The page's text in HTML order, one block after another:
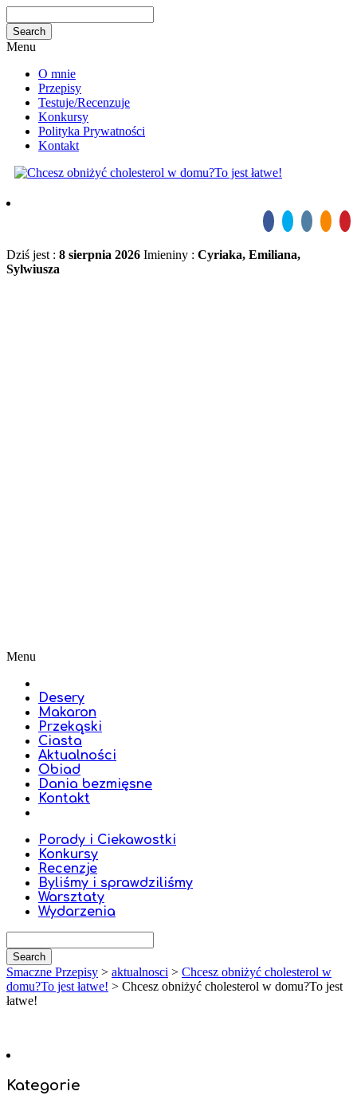
Menu
O mnie
Przepisy
Testuje/Recenzuje
Konkursy
Polityka Prywatności
Kontakt
Dziś jest : 8 sierpnia 2026 Imieniny : Cyriaka, Emiliana,
Sylwiusza
Menu
Desery
Makaron
Przekąski
Ciasta
Aktualności
Obiad
Dania bezmięsne
Kontakt
Porady i Ciekawostki
Konkursy
Recenzje
Byliśmy i sprawdziliśmy
Warsztaty
Wydarzenia
Smaczne Przepisy > aktualnosci > Chcesz obniżyć cholesterol w
domu?To jest łatwe! > Chcesz obniżyć cholesterol w domu?To jest
łatwe!
Kategorie